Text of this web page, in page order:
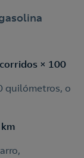
× 100
quilómetros, o